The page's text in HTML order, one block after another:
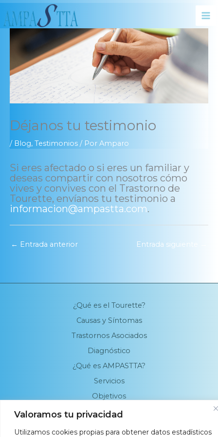
Valoramos tu privacidad
Utilizamos cookies propias para obtener datos estadísticos
Ir
contenido
Déjanos tu testimonio
/ Blog, Testimonios / Por Amparo
Si eres afectado o si eres un familiar y
deseas compartir con nosotros cómo
vives y convives con el Trastorno de
Tourette, envíanos tu testimonio a
informacion@ampastta.com.
← Entrada anterior Entrada siguiente
¿Qué es el Tourette?
Causas y Síntomas
Trastornos Asociados
Diagnóstico
¿Qué es AMPASTTA?
Servicios
Objetivos
Nuestro Equipo